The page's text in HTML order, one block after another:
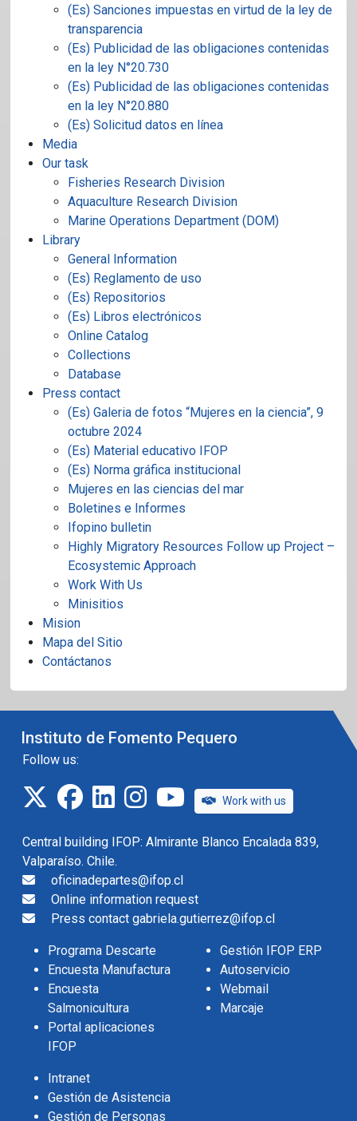
(Es) Sanciones impuestas en virtud de la ley de
transparencia
(Es) Publicidad de las obligaciones contenidas
en la ley N°20.730
(Es) Publicidad de las obligaciones contenidas
en la ley N°20.880
(Es) Solicitud datos en línea
Media
Our task
Fisheries Research Division
Aquaculture Research Division
Marine Operations Department (DOM)
Library
General Information
(Es) Reglamento de uso
(Es) Repositorios
(Es) Libros electrónicos
Online Catalog
Collections
Database
Press contact
(Es) Galeria de fotos “Mujeres en la ciencia”, 9
octubre 2024
(Es) Material educativo IFOP
(Es) Norma gráfica institucional
Mujeres en las ciencias del mar
Boletines e Informes
Ifopino bulletin
Highly Migratory Resources Follow up Project –
Ecosystemic Approach
Work With Us
Minisitios
Mision
Mapa del Sitio
Contáctanos
Instituto de Fomento Pequero
Follow us:
twitterfacebook
linkedininstagramIFOP TV
Work with us
Central building IFOP: Almirante Blanco Encalada 839,
Valparaíso. Chile.
oficinadepartes@ifop.cl
Online information request
Press contact gabriela.gutierrez@ifop.cl
Programa Descarte
Encuesta Manufactura
Encuesta
Salmonicultura
Portal aplicaciones
IFOP
Gestión IFOP ERP
Autoservicio
Webmail
Marcaje
Intranet
Gestión de Asistencia
Gestión de Personas